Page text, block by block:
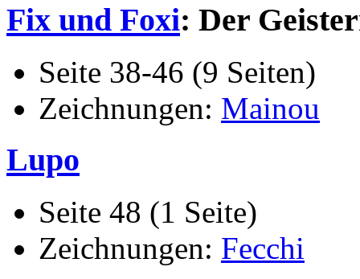
Fix und Foxi: Der
Seite 38-46 (9 Seiten)
Zeichnungen: Mainou
Lupo
Seite 48 (1 Seite)
Zeichnungen: Fecchi